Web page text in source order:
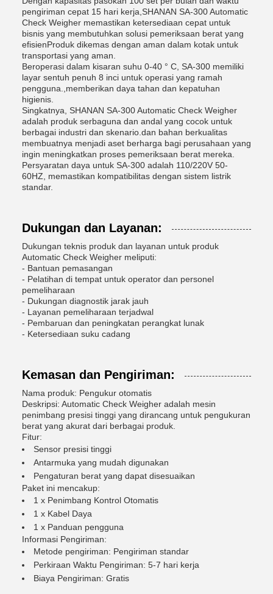
pengiriman cepat 15 hari kerja,SHANAN SA-300 Automatic
Check Weigher memastikan ketersediaan cepat untuk
bisnis yang membutuhkan solusi pemeriksaan berat yang
efisienProduk dikemas dengan aman dalam kotak untuk
transportasi yang aman.
Beroperasi dalam kisaran suhu 0-40 ° C, SA-300 memiliki
layar sentuh penuh 8 inci untuk operasi yang ramah
pengguna.,memberikan daya tahan dan kepatuhan
higienis.
Singkatnya, SHANAN SA-300 Automatic Check Weigher
adalah produk serbaguna dan andal yang cocok untuk
berbagai industri dan skenario.dan bahan berkualitas
membuatnya menjadi aset berharga bagi perusahaan yang
ingin meningkatkan proses pemeriksaan berat mereka.
Persyaratan daya untuk SA-300 adalah 110/220V 50-
60HZ, memastikan kompatibilitas dengan sistem listrik
standar.
Dukungan dan Layanan:
Dukungan teknis produk dan layanan untuk produk
Automatic Check Weigher meliputi:
- Bantuan pemasangan
- Pelatihan di tempat untuk operator dan personel
pemeliharaan
- Dukungan diagnostik jarak jauh
- Layanan pemeliharaan terjadwal
- Pembaruan dan peningkatan perangkat lunak
- Ketersediaan suku cadang
Kemasan dan Pengiriman:
Nama produk: Pengukur otomatis
Deskripsi: Automatic Check Weigher adalah mesin
penimbang presisi tinggi yang dirancang untuk pengukuran
berat yang akurat dari berbagai produk.
Fitur:
Sensor presisi tinggi
Antarmuka yang mudah digunakan
Pengaturan berat yang dapat disesuaikan
Paket ini mencakup:
1 x Penimbang Kontrol Otomatis
1 x Kabel Daya
1 x Panduan pengguna
Informasi Pengiriman:
Metode pengiriman: Pengiriman standar
Perkiraan Waktu Pengiriman: 5-7 hari kerja
Biaya Pengiriman: Gratis